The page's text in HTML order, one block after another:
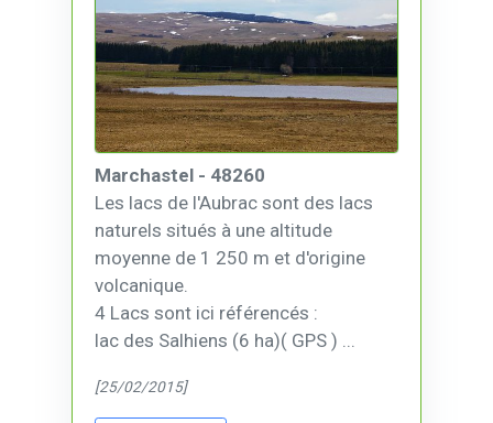
Marchastel - 48260
Les lacs de l'Aubrac sont des lacs
naturels situés à une altitude
moyenne de 1 250 m et d'origine
volcanique.
4 Lacs sont ici référencés :
lac des Salhiens (6 ha)( GPS ) ...
[25/02/2015]